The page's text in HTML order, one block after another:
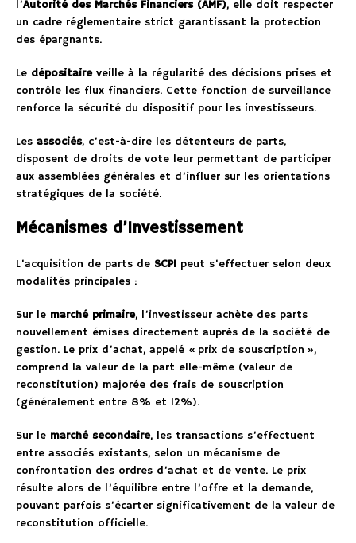
l’Autorité des Marchés Financiers (AMF), elle doit respecter
un cadre réglementaire strict garantissant la protection
des épargnants.
Le dépositaireveille à la régularité des décisions prises et
contrôle les flux financiers. Cette fonction de surveillance
renforce la sécurité du dispositif pour les investisseurs.
Les associés, c’est-à-dire les détenteurs de parts,
disposent de droits de vote leur permettant de participer
aux assemblées générales et d’influer sur les orientations
stratégiques de la société.
Mécanismes d’Investissement
L’acquisition de parts de SCPI peut s’effectuer selon deux
modalités principales :
Sur le marché primaire, l’investisseur achète des parts
nouvellement émises directement auprès de la société de
gestion. Le prix d’achat, appelé « prix de souscription »,
comprend la valeur de la part elle-même (valeur de
reconstitution) majorée des frais de souscription
(généralement entre 8% et 12%).
Sur le marché secondaire, les transactions s’effectuent
entre associés existants, selon un mécanisme de
confrontation des ordres d’achat et de vente. Le prix
résulte alors de l’équilibre entre l’offre et la demande,
pouvant parfois s’écarter significativement de la valeur de
reconstitution officielle.